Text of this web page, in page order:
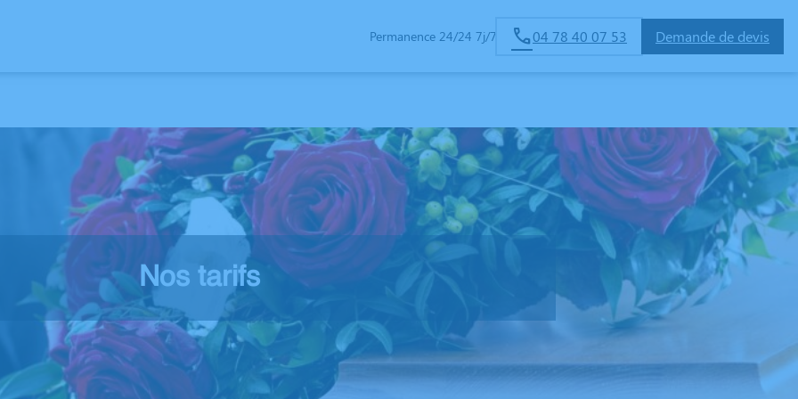
Permanence 24/24 7j/7 04 78 40 07 53 Demande de devis
URNES PERSONALISEES
Nos tarifs